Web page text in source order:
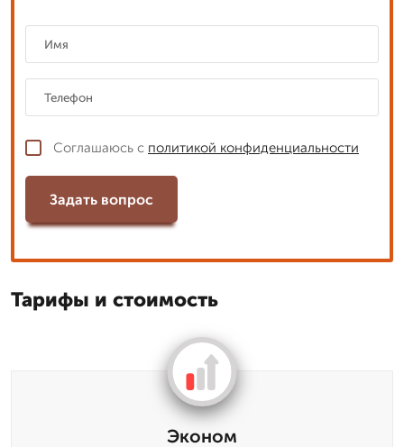
Соглашаюсь с политикой конфиденциальности
Задать вопрос
Тарифы и стоимость
Эконом